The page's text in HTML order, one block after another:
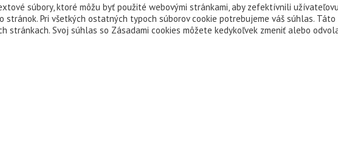
súbory, ktoré môžu byť použité webovými stránkami, aby zefektívnili
Pri všetkých ostatných typoch súborov cookie potrebujeme váš súhlas.
stránkach. Svoj súhlas so Zásadami cookies môžete kedykoľvek zmeniť alebo